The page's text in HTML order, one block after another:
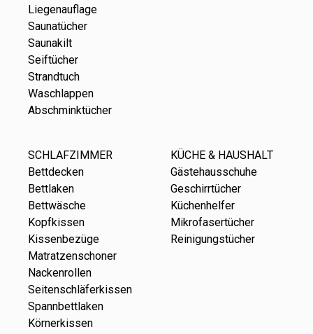
Liegenauflage
Saunatücher
Saunakilt
Seiftücher
Strandtuch
Waschlappen
Abschminktücher
SCHLAFZIMMER
Bettdecken
Bettlaken
Bettwäsche
Kopfkissen
Kissenbezüge
Matratzenschoner
Nackenrollen
Seitenschläferkissen
Spannbettlaken
Körnerkissen
KÜCHE & HAUSHALT
Gästehausschuhe
Geschirrtücher
Küchenhelfer
Mikrofasertücher
Reinigungstücher